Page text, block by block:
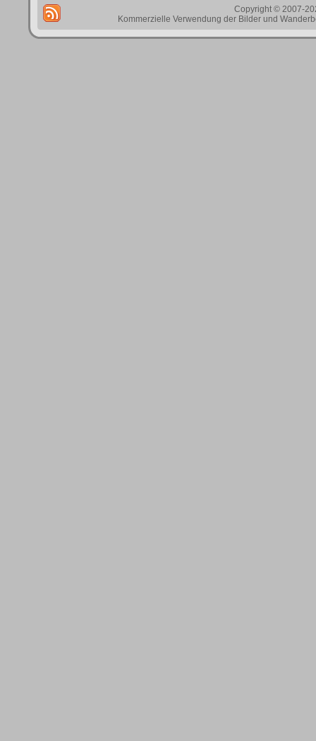
Copyright © 2007-
Kommerzielle Verwendung der Bilder und